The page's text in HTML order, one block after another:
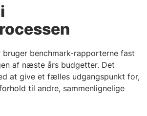
bruger benchmark-rapporterne fast
af næste års budgetter. Det
at give et fælles udgangspunkt for,
til andre, sammenlignelige